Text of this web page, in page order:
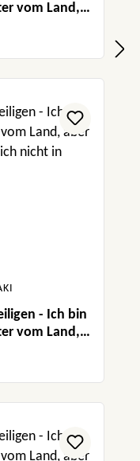
vom Land,
mich nicht
- Ich bin
vom Land,
mich nicht